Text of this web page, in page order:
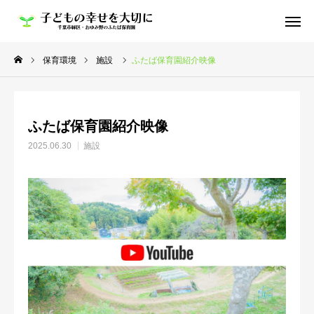
保育環境 施設 ふたば保育園紹介映像
ふたば保育園紹介映像
2025.06.30 施設
HOME
ふたば保育園の魅力
採用について
Youtube
よつば保育園
ちいさなおうちふたば